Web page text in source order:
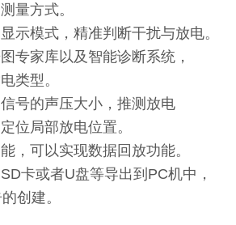
量方式。
示模式，精准判断干扰与放电。
专家库以及智能诊断系统，
类型。
号的声压大小，推测放电
位局部放电位置。
，可以实现数据回放功能。
卡或者U盘等导出到PC机中，
创建。